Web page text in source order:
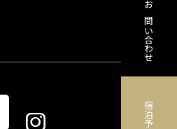
お問い合わせ
宿泊予約